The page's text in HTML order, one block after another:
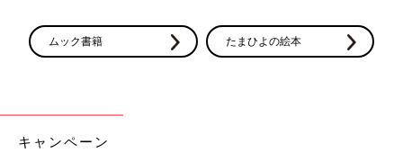
ムック書籍 たまひよの絵本
キャンペーン